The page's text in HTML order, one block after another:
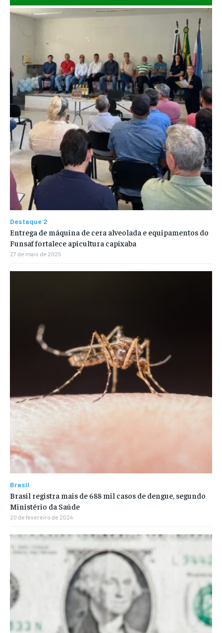
Destaque 2
Entrega de máquina de cera alveolada e equipamentos do
Funsaf fortalece apicultura capixaba
27 de maio de 2025
Brasil
Brasil registra mais de 688 mil casos de dengue, segundo
Ministério da Saúde
20 de fevereiro de 2024